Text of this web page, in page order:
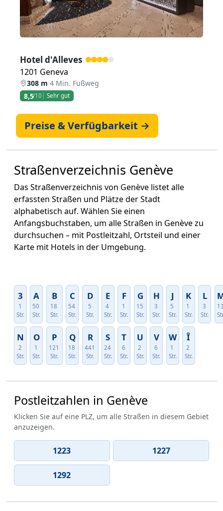
Hotel d'Alleves
1201 Geneva
308 m·4 Min. Fußweg
8,5/10 Sehr gut
Preise & Verfügbarkeit →
Straßenverzeichnis Genève
Das Straßenverzeichnis von Genève listet alle
erfassten Straßen und Plätze der Stadt
alphabetisch auf. Wählen Sie einen
Anfangsbuchstaben, um alle Straßen in Genève zu
durchsuchen – mit Postleitzahl, Ortsteil und einer
Karte mit Hotels in der Umgebung.
3
1
Str.
A
50
Str.
B
18
Str.
C
54
Str.
D
5
Str.
E
4
Str.
F
1
Str.
G
15
Str.
H
3
Str.
J
5
Str.
K
1
Str.
L
3
Str.
N
2
Str.
O
1
Str.
P
121
Str.
Q
18
Str.
R
441
Str.
S
24
Str.
T
6
Str.
U
2
Str.
V
6
Str.
W
1
Str.
Î
2
Str.
Postleitzahlen in Genève
Klicken Sie auf eine PLZ, um alle Straßen in diesem Gebiet
anzuzeigen.
1223 1227
1292